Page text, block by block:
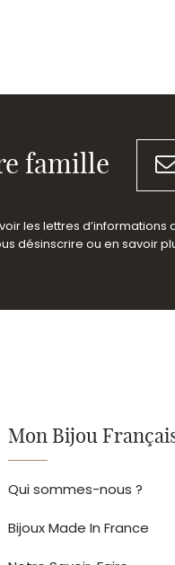
famille
les lettres
désinscrire ou en savoir
Mon Bijou
Qui sommes-nous ?
Bijoux Made In France